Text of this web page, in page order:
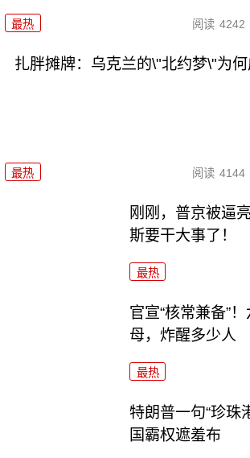
最热 阅读 4242
扎胖摊牌：乌克兰的\"北约梦\"为何
最热 阅读 4144
刚刚，普京被逼
斯要干大事了！
最热
官宣“核常兼备”
母，炸醒多少人
最热
特朗普一句“珍珠
国霸权遮羞布